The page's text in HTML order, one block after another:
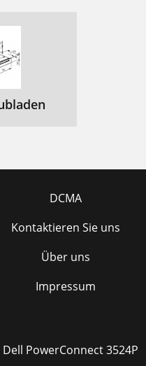
DCMA
Kontaktieren Sie uns
Über uns
Impressum
Dell PowerConnect 3524P